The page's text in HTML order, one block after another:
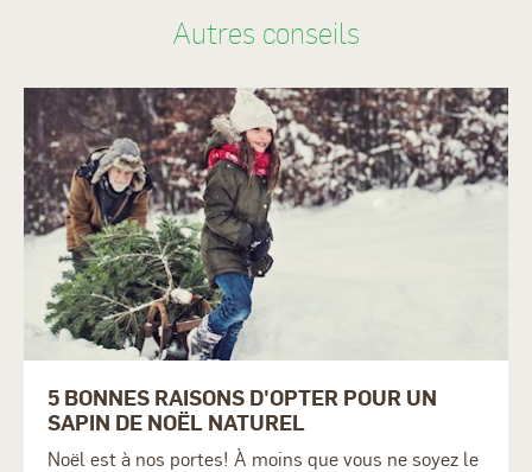
Autres conseils
5 BONNES RAISONS D'OPTER POUR UN
SAPIN DE NOËL NATUREL
Noël est à nos portes! À moins que vous ne soyez le